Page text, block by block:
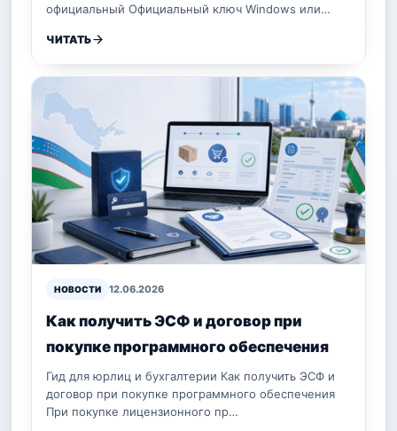
официальный Официальный ключ Windows или…
ЧИТАТЬ
НОВОСТИ 12.06.2026
Как получить ЭСФ и договор при
покупке программного обеспечения
Гид для юрлиц и бухгалтерии Как получить ЭСФ и
договор при покупке программного обеспечения
При покупке лицензионного пр…